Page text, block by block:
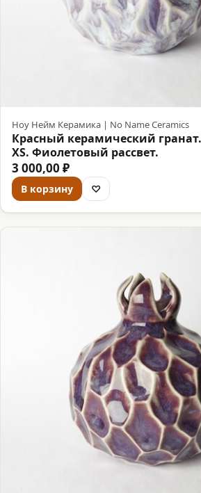
Ноу Нейм Керамика | No Name Ceramics
Красный керамический
XS. Фиолетовый рассвет.
3 000,00 ₽
В корзину ♡